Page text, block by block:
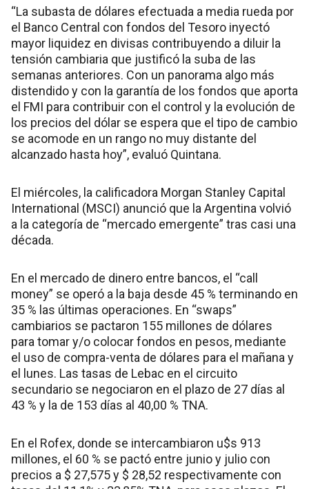
“La subasta de dólares efectuada a media rueda por
el Banco Central con fondos del Tesoro inyectó
mayor liquidez en divisas contribuyendo a diluir la
tensión cambiaria que justificó la suba de las
semanas anteriores. Con un panorama algo más
distendido y con la garantía de los fondos que aporta
el FMI para contribuir con el control y la evolución de
los precios del dólar se espera que el tipo de cambio
se acomode en un rango no muy distante del
alcanzado hasta hoy”, evaluó Quintana.
El miércoles, la calificadora Morgan Stanley Capital
International (MSCI) anunció que la Argentina volvió
a la categoría de “mercado emergente” tras casi una
década.
En el mercado de dinero entre bancos, el “call
money” se operó a la baja desde 45 % terminando en
35 % las últimas operaciones. En “swaps”
cambiarios se pactaron 155 millones de dólares
para tomar y/o colocar fondos en pesos, mediante
el uso de compra-venta de dólares para el mañana y
el lunes. Las tasas de Lebac en el circuito
secundario se negociaron en el plazo de 27 días al
43 % y la de 153 días al 40,00 % TNA.
En el Rofex, donde se intercambiaron u$s 913
millones, el 60 % se pactó entre junio y julio con
precios a $ 27,575 y $ 28,52 respectivamente con